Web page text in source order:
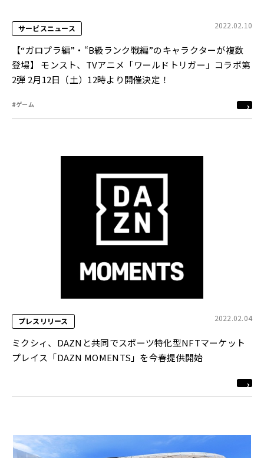
サービスニュース 2022.02.10
【“ガロプラ編”・“B級ランク戦編”のキャラクターが複数
登場】 モンスト、TVアニメ「ワールドトリガー」コラボ第
2弾 2月12日（土）12時より開催決定！
#ゲーム
プレスリリース 2022.02.04
ミクシィ、DAZNと共同でスポーツ特化型NFTマーケット
プレイス「DAZN MOMENTS」を今春提供開始